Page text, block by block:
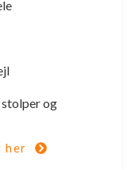
og
her